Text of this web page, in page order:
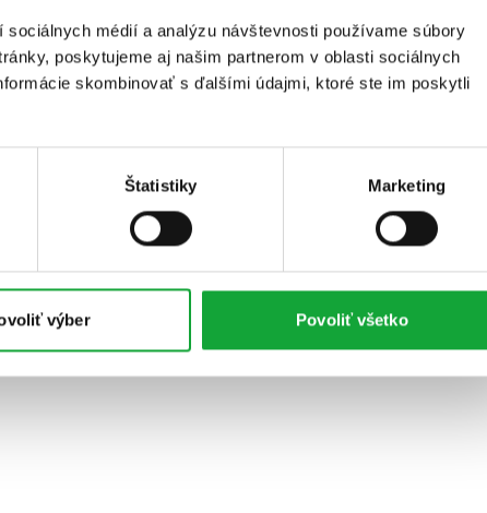
médií a analýzu návštevnosti používame súbory
poskytujeme aj našim partnerom v oblasti sociálnych
skombinovať s ďalšími údajmi, ktoré ste im poskytli
Štatistiky Marketing
výber Povoliť všetko